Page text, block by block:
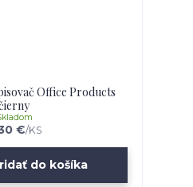
Office Products
€/KS
do košíka